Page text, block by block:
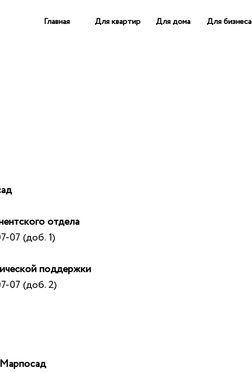
Главная Для дома
Для квартир Для бизнеса
отдела
07 (доб. 1)
поддержки
07 (доб. 2)